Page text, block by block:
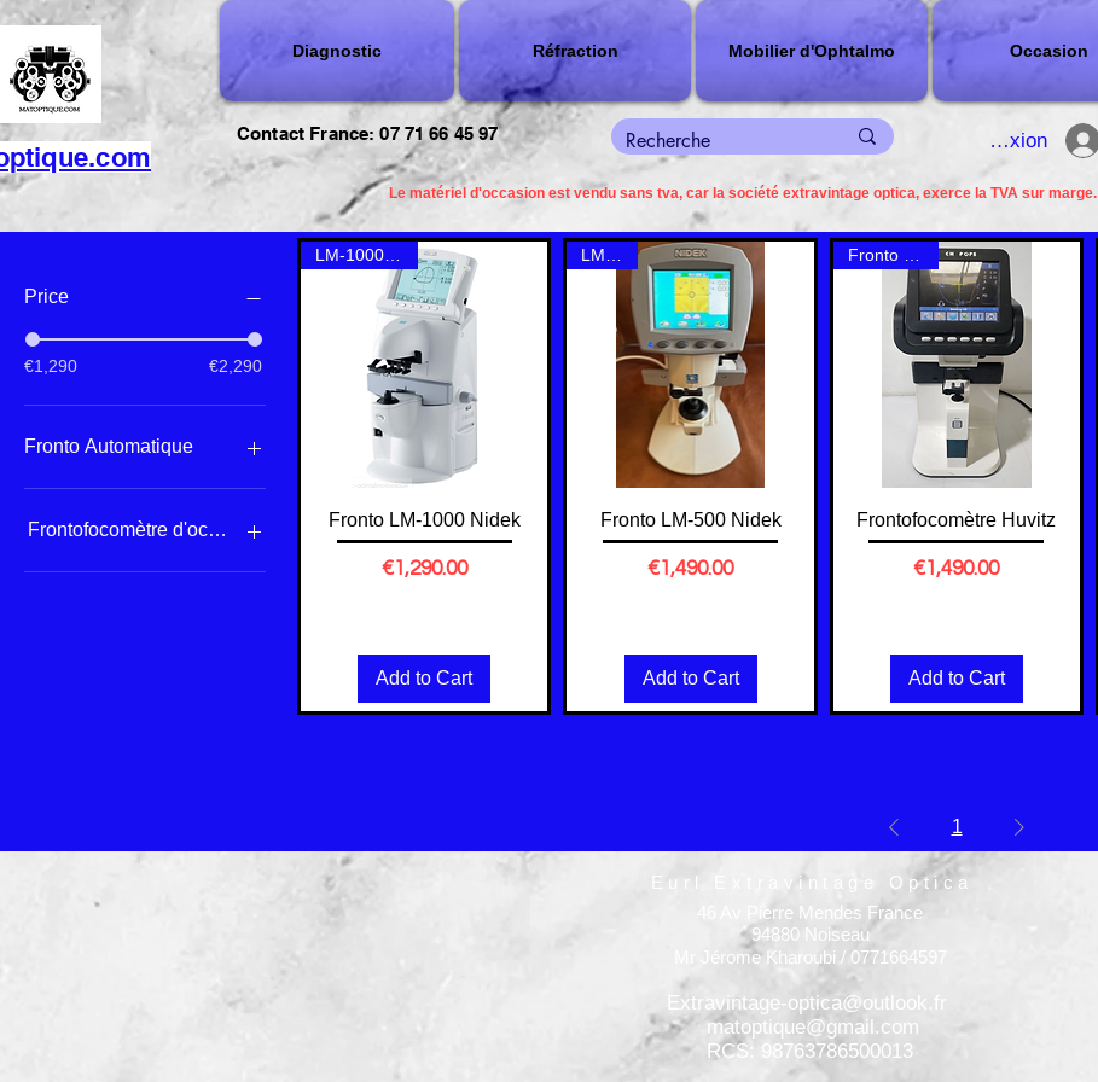
Diagnostic Réfraction Mobilier d'Ophtalmo Occasion
Contact France: 07 71 66 45 97 connexion
Le matériel d'occasion est vendu sans tva, car la société extravintage optica, exerce la TVA sur marge.
Price
€1,290 €2,290
Fronto Automatique
VX-40 Visionix
Frontofocomètre d'occasion
Fronto CH Pops
Quick View
Fronto LM-1000 Nidek
Price
€1,290.00
Add to Cart
Quick View
Fronto LM-500 Nidek
Price
€1,490.00
Add to Cart
Quick View
Frontofocomètre Huvitz
Price
€1,490.00
Add to Cart
1
Eurl Extravintage Optica
46 Av Pierre Mendes France
94880 Noiseau
Mr Jérome Kharoubi / 0771664597
Extravintage-optica@outlook.fr
matoptique@gmail.com
RCS: 98763786500013